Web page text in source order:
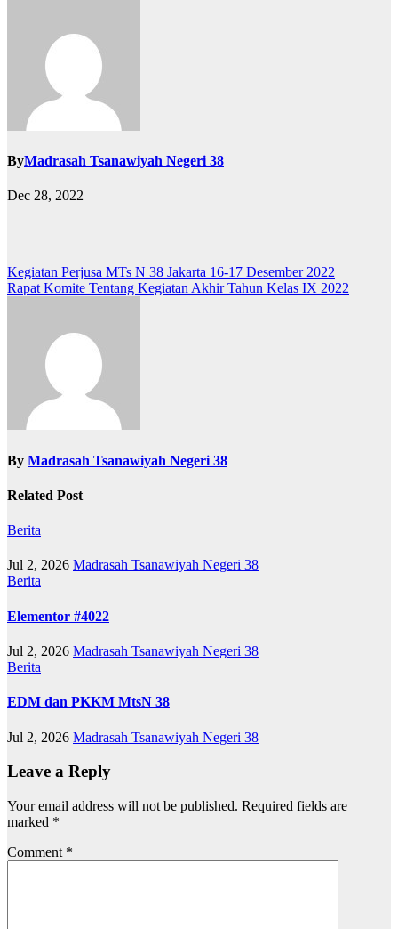
ByMadrasah Tsanawiyah Negeri 38
Dec 28, 2022
Post
navigation
Kegiatan Perjusa MTs N 38 Jakarta 16-17 Desember 2022
Rapat Komite Tentang Kegiatan Akhir Tahun Kelas IX 2022
By Madrasah Tsanawiyah Negeri 38
Related Post
Berita
Jul 2, 2026 Madrasah Tsanawiyah Negeri 38
Berita
Elementor #4022
Jul 2, 2026 Madrasah Tsanawiyah Negeri 38
Berita
EDM dan PKKM MtsN 38
Jul 2, 2026 Madrasah Tsanawiyah Negeri 38
Leave a Reply
Your email address will not be published. Required fields are
marked *
Comment *